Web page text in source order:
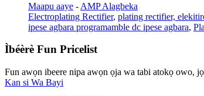
Maapu aaye - AMP Alagbeka
Electroplating Rectifier, plating rectifier,
ipese agbara programamble dc ipese agbara,
Ìbéèrè Fun Pricelist
Fun awọn ibeere nipa awọn ọja wa tabi atokọ owo,
Kan si Wa Bayi